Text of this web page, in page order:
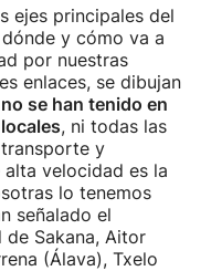
ejes principales del
y cómo va a
por nuestras
enlaces, se dibujan
no se han tenido en
, ni todas las
y
velocidad es la
lo tenemos
señalado el
de Sakana, Aitor
(Álava), Txelo